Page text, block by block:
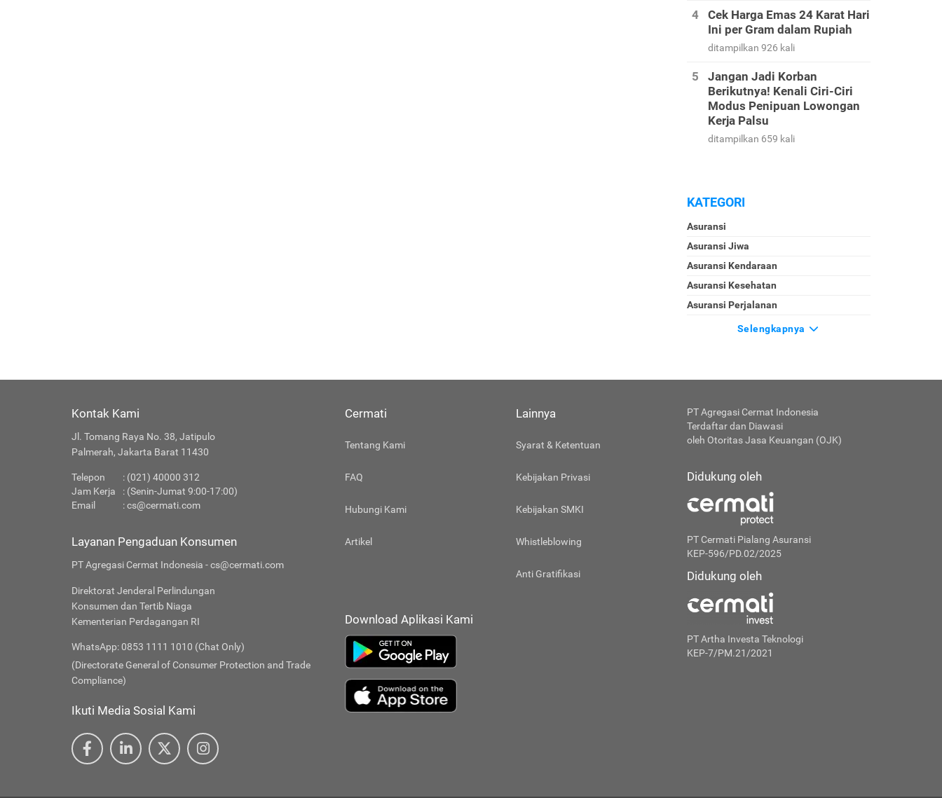
Cek Harga Emas 24 Karat Hari
Ini per Gram dalam Rupiah
ditampilkan 926 kali
Jangan Jadi Korban
Berikutnya! Kenali Ciri-Ciri
Modus Penipuan Lowongan
Kerja Palsu
ditampilkan 659 kali
KATEGORI
Asuransi
Asuransi Jiwa
Asuransi Kendaraan
Asuransi Kesehatan
Asuransi Perjalanan
Selengkapnya
Kontak Kami
Jl. Tomang Raya No. 38, Jatipulo
Palmerah, Jakarta Barat 11430
Telepon
: (021) 40000 312
Jam Kerja
: (Senin-Jumat 9:00-17:00)
Email
:cs@cermati.com
Layanan Pengaduan Konsumen
PT Agregasi Cermat Indonesia - cs@cermati.com
Direktorat Jenderal Perlindungan
Konsumen dan Tertib Niaga
Kementerian Perdagangan RI
WhatsApp: 0853 1111 1010 (Chat Only)
(Directorate General of Consumer Protection and Trade
Compliance)
Ikuti Media Sosial Kami
Cermati
Tentang Kami
FAQ
Hubungi Kami
Artikel
Lainnya
Syarat & Ketentuan
Kebijakan Privasi
Kebijakan SMKI
Whistleblowing
Anti Gratifikasi
Download Aplikasi Kami
PT Agregasi Cermat Indonesia
Terdaftar dan Diawasi
oleh Otoritas Jasa Keuangan (OJK)
Didukung oleh
PT Cermati Pialang Asuransi
KEP-596/PD.02/2025
Didukung oleh
PT Artha Investa Teknologi
KEP-7/PM.21/2021